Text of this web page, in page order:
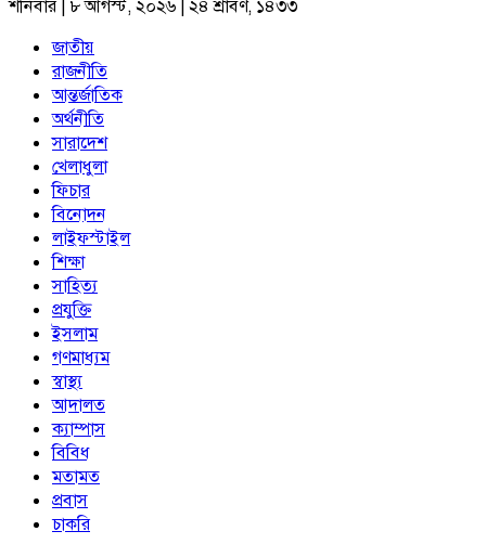
শনিবার | ৮ আগস্ট, ২০২৬ | ২৪ শ্রাবণ, ১৪৩৩
জাতীয়
রাজনীতি
আন্তর্জাতিক
অর্থনীতি
সারাদেশ
খেলাধুলা
ফিচার
বিনোদন
লাইফস্টাইল
শিক্ষা
সাহিত্য
প্রযুক্তি
ইসলাম
গণমাধ্যম
স্বাস্থ্য
আদালত
ক্যাম্পাস
বিবিধ
মতামত
প্রবাস
চাকরি